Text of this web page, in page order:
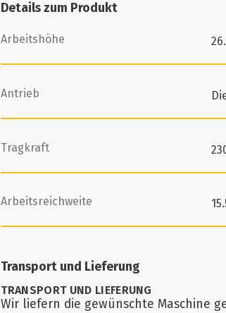
Details zum Produkt
Arbeitshöhe
Antrieb
Tragkraft
Arbeitsreichweite
Transport und Lieferung
TRANSPORT UND LIEFERUNG
Wir liefern die gewünschte Maschine